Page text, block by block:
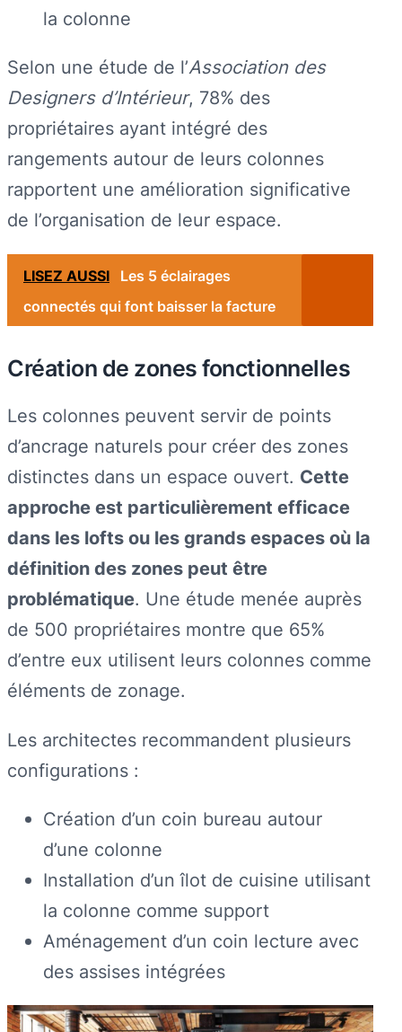
la colonne
Selon une étude de l’Association des
Designers d’Intérieur, 78% des
propriétaires ayant intégré des
rangements autour de leurs colonnes
rapportent une amélioration significative
de l’organisation de leur espace.
LISEZ AUSSI
Les 5 éclairages
connectés qui font baisser la facture
Création de zones fonctionnelles
Les colonnes peuvent servir de points
d’ancrage naturels pour créer des zones
distinctes dans un espace ouvert. Cette
approche est particulièrement efficace
dans les lofts ou les grands espaces où la
définition des zones peut être
problématique. Une étude menée auprès
de 500 propriétaires montre que 65%
d’entre eux utilisent leurs colonnes comme
éléments de zonage.
Les architectes recommandent plusieurs
configurations :
Création d’un coin bureau autour
d’une colonne
Installation d’un îlot de cuisine utilisant
la colonne comme support
Aménagement d’un coin lecture avec
des assises intégrées